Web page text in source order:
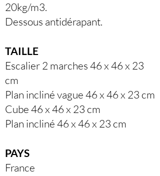
20kg/m3.
Dessous antidérapant.
TAILLE
Escalier 2 marches 46 x 46 x 23
cm
Plan incliné vague 46 x 46 x 23 cm
Cube 46 x 46 x 23 cm
Plan incliné 46 x 46 x 23 cm
PAYS
France